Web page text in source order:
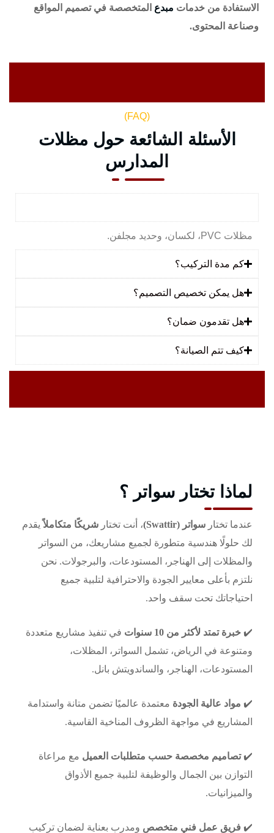
الاستفادة من خدمات مبدع المتخصصة في تصميم المواقع
وصناعة المحتوى.
(FAQ)
الأسئلة الشائعة حول مظلات
المدارس
مظلات PVC، لكسان، وحديد مجلفن.
كم مدة التركيب؟
هل يمكن تخصيص التصميم؟
هل تقدمون ضمان؟
كيف تتم الصيانة؟
لماذا تختار سواتر ؟
عندما تختار سواتر (Swattir) ، أنت تختار شريكًا متكاملاًيقدم
لك حلولًا هندسية متطورة لجميع مشاريعك، من السواتر
والمظلات إلى الهناجر، المستودعات، والبرجولات. نحن
نلتزم بأعلى معايير الجودة والاحترافية لتلبية جميع
احتياجاتك تحت سقف واحد.
✔️ خبرة تمتد لأكثر من 10 سنوات
في تنفيذ مشاريع متعددة
ومتنوعة في الرياض، تشمل السواتر، المظلات،
المستودعات، الهناجر، والساندويتش بانل.
✔️ مواد عالية الجودة معتمدة عالميًا تضمن متانة واستدامة
المشاريع في مواجهة الظروف المناخية القاسية.
✔️تصاميم مخصصة حسب متطلبات العميل مع مراعاة
التوازن بين الجمال والوظيفة لتلبية جميع الأذواق
والميزانيات.
✔️ فريق عمل فني متخصص ومدرب بعناية لضمان تركيب